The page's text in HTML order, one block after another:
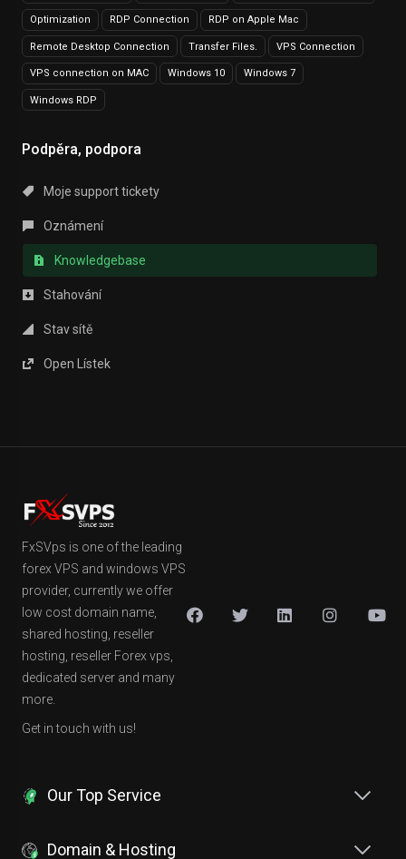
Optimization RDP Connection RDP on Apple Mac
Remote Desktop Connection Transfer Files. VPS Connection
VPS connection on MAC Windows 10 Windows 7
Windows RDP
Podpěra, podpora
Moje support tickety
Oznámení
Knowledgebase
Stahování
Stav sítě
Open Lístek
FxSVps is one of the leading
forex VPS and windows VPS
provider, currently we offer
low cost domain name,
shared hosting, reseller
hosting, reseller Forex vps,
dedicated server and many
more.
Get in touch with us!
Our Top Service
Domain & Hosting